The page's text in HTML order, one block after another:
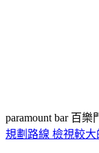
paramount bar 百
規劃路線 檢視較大